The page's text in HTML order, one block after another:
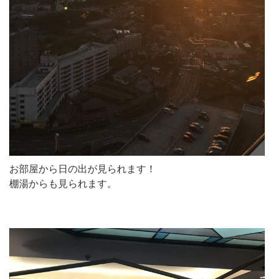
お部屋から日の出が見られます！
棚湯からも見られます。